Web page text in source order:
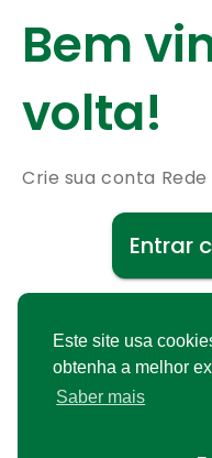
Este site usa
obtenha a melhor
Saber mais
Bem
volta!
Crie sua conta
Entrar